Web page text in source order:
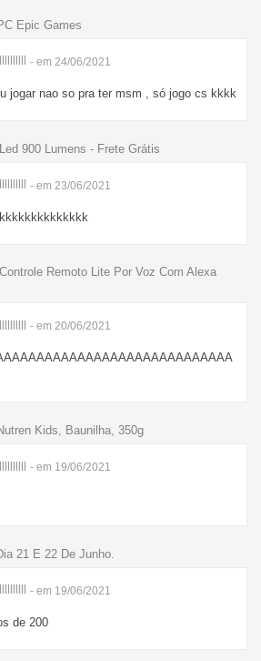
Epic Games
- em 24/06/2021
jogar nao so pra ter msm , só jogo cs kkkk
900 Lumens - Frete Grátis
- em 23/06/2021
Remoto Lite Por Voz Com Alexa
- em 20/06/2021
Kids, Baunilha, 350g
- em 19/06/2021
21 E 22 De Junho.
- em 19/06/2021
de 200